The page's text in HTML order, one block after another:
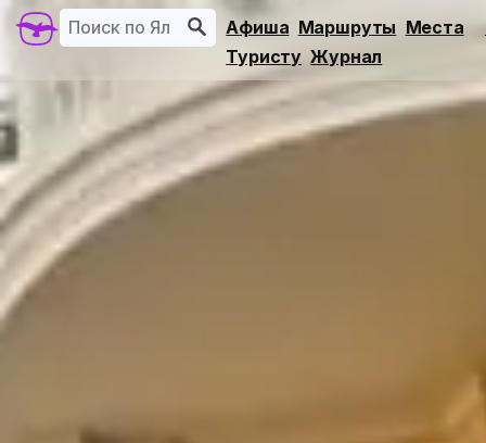
Афиша Маршруты Места
Туристу Журнал